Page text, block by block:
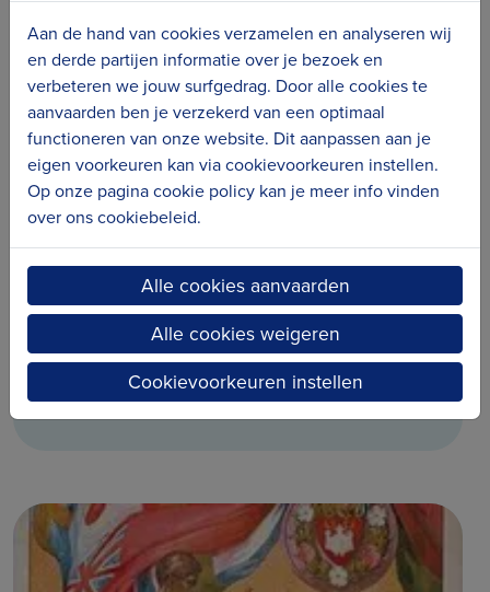
Publicatie
2022 - Erfgoeddag 'maakt school'
In het kader van Erfgoeddag 2022 over het
thema Maakt School maakte Erfgoedcel
Kusterfgoed een overkoepelende
programmabrochure van al de activiteiten in
Middelkerke, Oostende, Bredene, De Haan en
Blankenberge.
Download publicatie
Aan de hand van cookies verzamelen en analyseren wij
en derde partijen informatie over je bezoek en
verbeteren we jouw surfgedrag. Door alle cookies te
aanvaarden ben je verzekerd van een optimaal
functioneren van onze website. Dit aanpassen aan je
eigen voorkeuren kan via cookievoorkeuren instellen.
Op onze pagina cookie policy kan je meer info vinden
over ons cookiebeleid.
Alle cookies aanvaarden
Alle cookies weigeren
Cookievoorkeuren instellen